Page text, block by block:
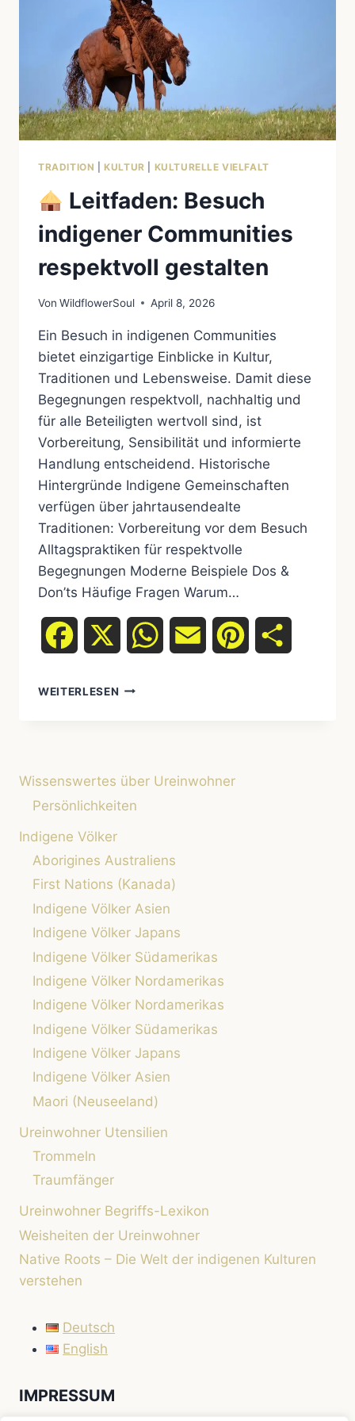
TRADITION |KULTUR KULTURELLE VIELFALT
Leitfaden: Besuch
indigener Communities
respektvoll gestalten
Von WildflowerSoul April 8, 2026
Ein Besuch in indigenen Communities
bietet einzigartige Einblicke in Kultur,
Traditionen und Lebensweise. Damit diese
Begegnungen respektvoll, nachhaltig und
für alle Beteiligten wertvoll sind, ist
Vorbereitung, Sensibilität und informierte
Handlung entscheidend. Historische
Hintergründe Indigene Gemeinschaften
verfügen über jahrtausendealte
Traditionen: Vorbereitung vor dem Besuch
Alltagspraktiken für respektvolle
Begegnungen Moderne Beispiele Dos &
Don’ts Häufige Fragen Warum…
Facebook WhatsAppEmail Pinterest
WEITERLESEN
GESTALTEN
Wissenswertes über Ureinwohner
Persönlichkeiten
Indigene Völker
Aborigines Australiens
First Nations (Kanada)
Indigene Völker Asien
Indigene Völker Japans
Indigene Völker Südamerikas
Indigene Völker Nordamerikas
Indigene Völker Nordamerikas
Indigene Völker Südamerikas
Indigene Völker Japans
Indigene Völker Asien
Maori (Neuseeland)
Ureinwohner Utensilien
Trommeln
Traumfänger
Ureinwohner Begriffs-Lexikon
Weisheiten der Ureinwohner
Native Roots – Die Welt der indigenen Kulturen
verstehen
Deutsch
English
IMPRESSUM